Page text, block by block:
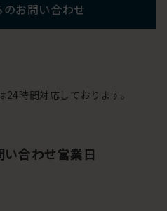
お問い合わせ
時間対応しております。
合わせ営業日